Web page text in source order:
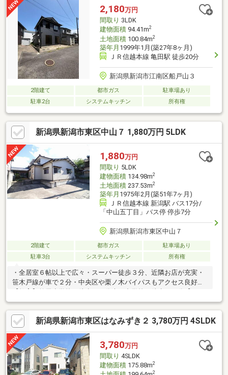
安心・東青山小学校まで徒歩11分（約850m）・小針中学校まで徒
歩5分（約330m）・ＪＲ越後線「青山駅」 徒歩17分（約1300
ｍ）
2,180万円
間取り 3LDK
建物面積94.41m2
土地面積100.84m2
築年月 1999年1月(築27年8ヶ月)
ＪＲ信越本線 亀田駅 徒歩20分
新潟県新潟市江南区船戸山３
2階建て 都市ガス
駐車場あり
駐車2台
システムキッチン 所有権
新潟県新潟市東区中山７ 1,880万円 5LDK
1,880万円
間取り 5LDK
建物面積134.98m2
土地面積237.53m2
築年月 1975年2月(築51年7ヶ月)
ＪＲ信越本線 新潟駅 バス17分/
「中山五丁目」バス停 停歩7分
新潟県新潟市東区中山７
2階建て 都市ガス
駐車場あり
駐車3台
システムキッチン 所有権
・全居室６帖以上で広々・スーパー徒歩３分、近隣お店が充実・
笹木戸線が車で２分・中央区や栗ノ木バイパスもアクセス良好
すめ】〇赤道近くで徒歩圏内にも商業施設が充実〇１８帖のゆと
りのＬＤＫに８帖の和室が隣接〇リビング収納や各居室に収納あ
り〇食洗機や浄水器付のシステムキッチン〇一日の疲れが癒され
る広々ユニットバス
新潟県新潟市東区はなみずき２ 3,780万円 4SLDK
3,780万円
間取り 4SLDK
建物面積175.88m2
2